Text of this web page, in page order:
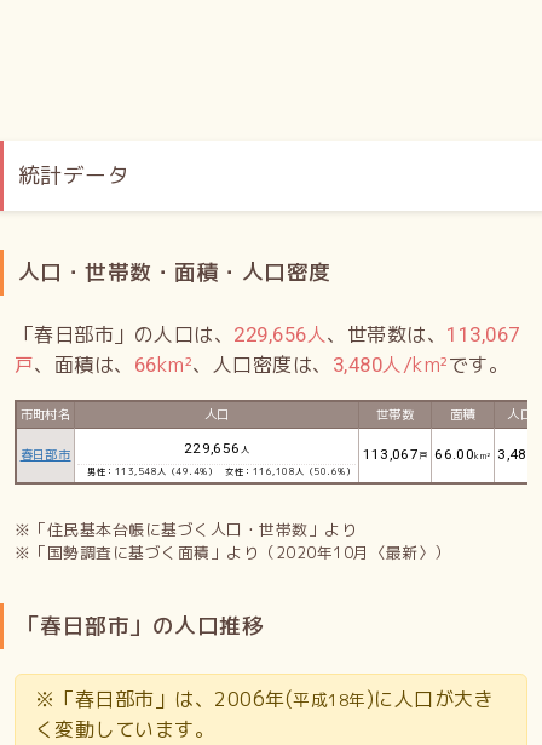
統計データ
人口・世帯数・面積・人口密度
「春日部市」の人口は、 229,656人、世帯数は、 113,067
戸、面積は、 66km²、人口密度は、 3,480人/km²です。
市町村名 人口 世帯数 面積 人口
春日部市 229,656 人
男性：113,548人（49.4%）
女性：116,108人（50.6%）
113,067 戸 66.00km² 3,480
※「住民基本台帳に基づく人口・世帯数」より
※「国勢調査に基づく面積」より（2020年10月〈最新〉）
「春日部市」の人口推移
※「春日部市」は、2006年(平成18年)に人口が大き
く変動しています。